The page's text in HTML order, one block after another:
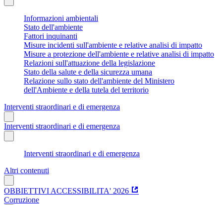
Informazioni ambientali
Stato dell'ambiente
Fattori inquinanti
Misure incidenti sull'ambiente e relative analisi di impatto
Misure a protezione dell'ambiente e relative analisi di impatto
Relazioni sull'attuazione della legislazione
Stato della salute e della sicurezza umana
Relazione sullo stato dell'ambiente del Ministero
dell'Ambiente e della tutela del territorio
Interventi straordinari e di emergenza
Interventi straordinari e di emergenza
Interventi straordinari e di emergenza
Altri contenuti
OBBIETTIVI ACCESSIBILITA' 2026
Corruzione